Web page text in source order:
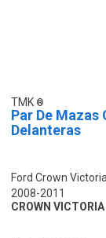
TMK
Par De Mazas
Delanteras
Ford Crown Victoria
2008-2011
CROWN